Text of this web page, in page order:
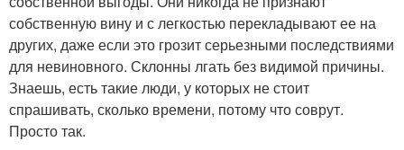
собственную вину и с легкостью перекладывают ее на
других, даже если это грозит серьезными последствиями
для невиновного. Склонны лгать без видимой причины.
Знаешь, есть такие люди, у которых не стоит
спрашивать, сколько времени, потому что соврут.
Просто так.